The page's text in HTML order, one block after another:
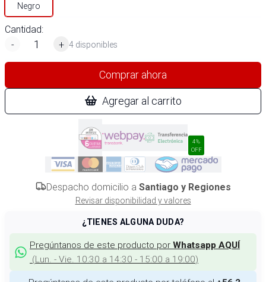
Negro
Cantidad:
-
+ 4 disponibles
Comprar ahora
Agregar al carrito
4%
OFF
Despacho domicilio a Santiago y Regiones
Revisar disponibilidad y valores
¿TIENES ALGUNA DUDA?
Pregúntanos de este producto por Whatsapp AQUÍ
(Lun. - Vie. 10:30 a 14:30 - 15:00 a 19:00)